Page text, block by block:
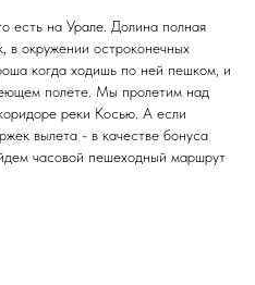
есть на Урале. Долина полная
в окружении остроконечных
когда ходишь по ней пешком, и
полёте. Мы пролетим над
реки Косью. А если
вылета - в качестве бонуса
часовой пешеходный маршрут